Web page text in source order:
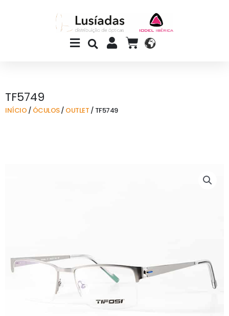
Main
Menu
CART
TF5749
INÍCIO / ÓCULOS/ OUTLET / TF5749